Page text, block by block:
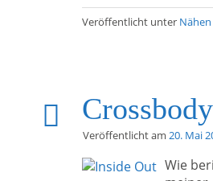
Veröffentlicht unter Nähen
Veröffentlicht am 20. Mai
Wie